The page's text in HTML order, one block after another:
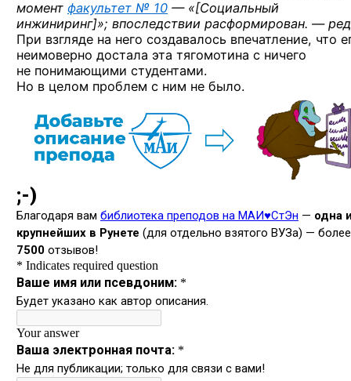
момент факультет № 10 — «[Социальный
инжиниринг]»; впоследствии расформирован. —
При взгляде на него создавалось впечатление, что
неимоверно достала эта тягомотина с ничего
не понимающими студентами.
Но в целом проблем с ним не было.